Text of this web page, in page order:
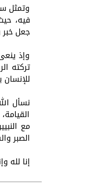
وتمثل
فيه،
جعل
وإذ
تركته
للإنسان
نسأل
مع
الصبر
إنا لله